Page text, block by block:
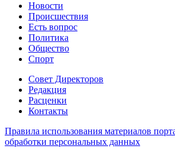
Новости
Происшествия
Есть вопрос
Политика
Общество
Спорт
Совет Директоров
Редакция
Расценки
Контакты
Правила использования материалов
обработки персональных данных